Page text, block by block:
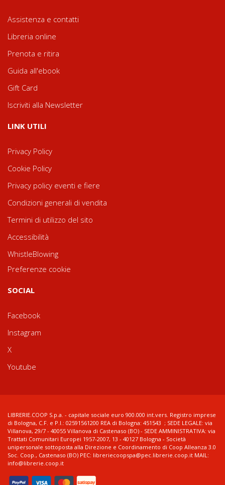
Assistenza e contatti
Libreria online
Prenota e ritira
Guida all'ebook
Gift Card
Iscriviti alla Newsletter
LINK UTILI
Privacy Policy
Cookie Policy
Privacy policy eventi e fiere
Condizioni generali di vendita
Termini di utilizzo del sito
Accessibilità
WhistleBlowing
Preferenze cookie
SOCIAL
Facebook
Instagram
X
Youtube
LIBRERIE.COOP S.p.a. - capitale sociale euro 900.000 int.vers. Registro imprese
di Bologna, C.F. e P.I.: 02591561200 REA di Bologna: 451543 ; SEDE LEGALE: via
Villanova, 29/7 - 40055 Villanova di Castenaso (BO) - SEDE AMMINISTRATIVA: via
Trattati Comunitari Europei 1957-2007, 13 - 40127 Bologna - Società
unipersonale sottoposta alla Direzione e Coordinamento di Coop Alleanza 3.0
Soc. Coop., Castenaso (BO) PEC: libreriecoopspa@pec.librerie.coop.it MAIL:
info@librerie.coop.it